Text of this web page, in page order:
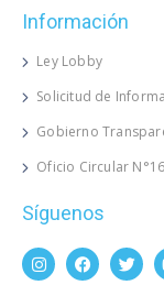
Información
Ley Lobby
Solicitud de
Gobierno
Oficio Circular
Síguenos